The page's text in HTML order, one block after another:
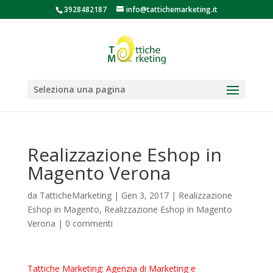
3928482187 info@tattichemarketing.it
Seleziona una pagina
Realizzazione Eshop in
Magento Verona
da TatticheMarketing| Gen 3, 2017| Realizzazione
Eshop in Magento, Realizzazione Eshop in Magento
Verona | 0 commenti
Tattiche Marketing: Agenzia di Marketing e